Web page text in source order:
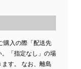
購入の際「配送先
。「指定なし」の場
す。 なお、離島